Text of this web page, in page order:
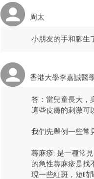
周太
小朋友的手和腳生
香港大學李嘉誠醫
答：當兒童長大，
這些皮膚的刺激可
我們先舉例一些常
蕁麻疹: 是一種常
的急性蕁麻疹是找
現一些紅斑，短時